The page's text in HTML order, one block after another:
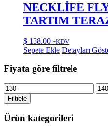
NECKLİFE
TARTIM
$ 138.00 +KDV
Sepete Ekle Detayları
Fiyata göre filtrele
En
düşük
fiyat
En
Filtrele
Ürün kategorileri